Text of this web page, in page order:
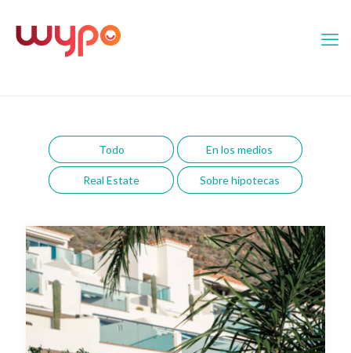
Todo En los medios
Real Estate Sobre hipotecas